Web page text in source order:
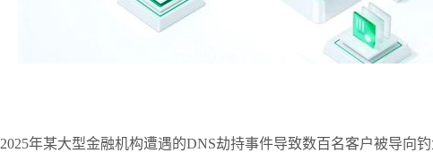
2025年某大型金融机构遭遇的DNS劫持事件导致数百名客户被导向